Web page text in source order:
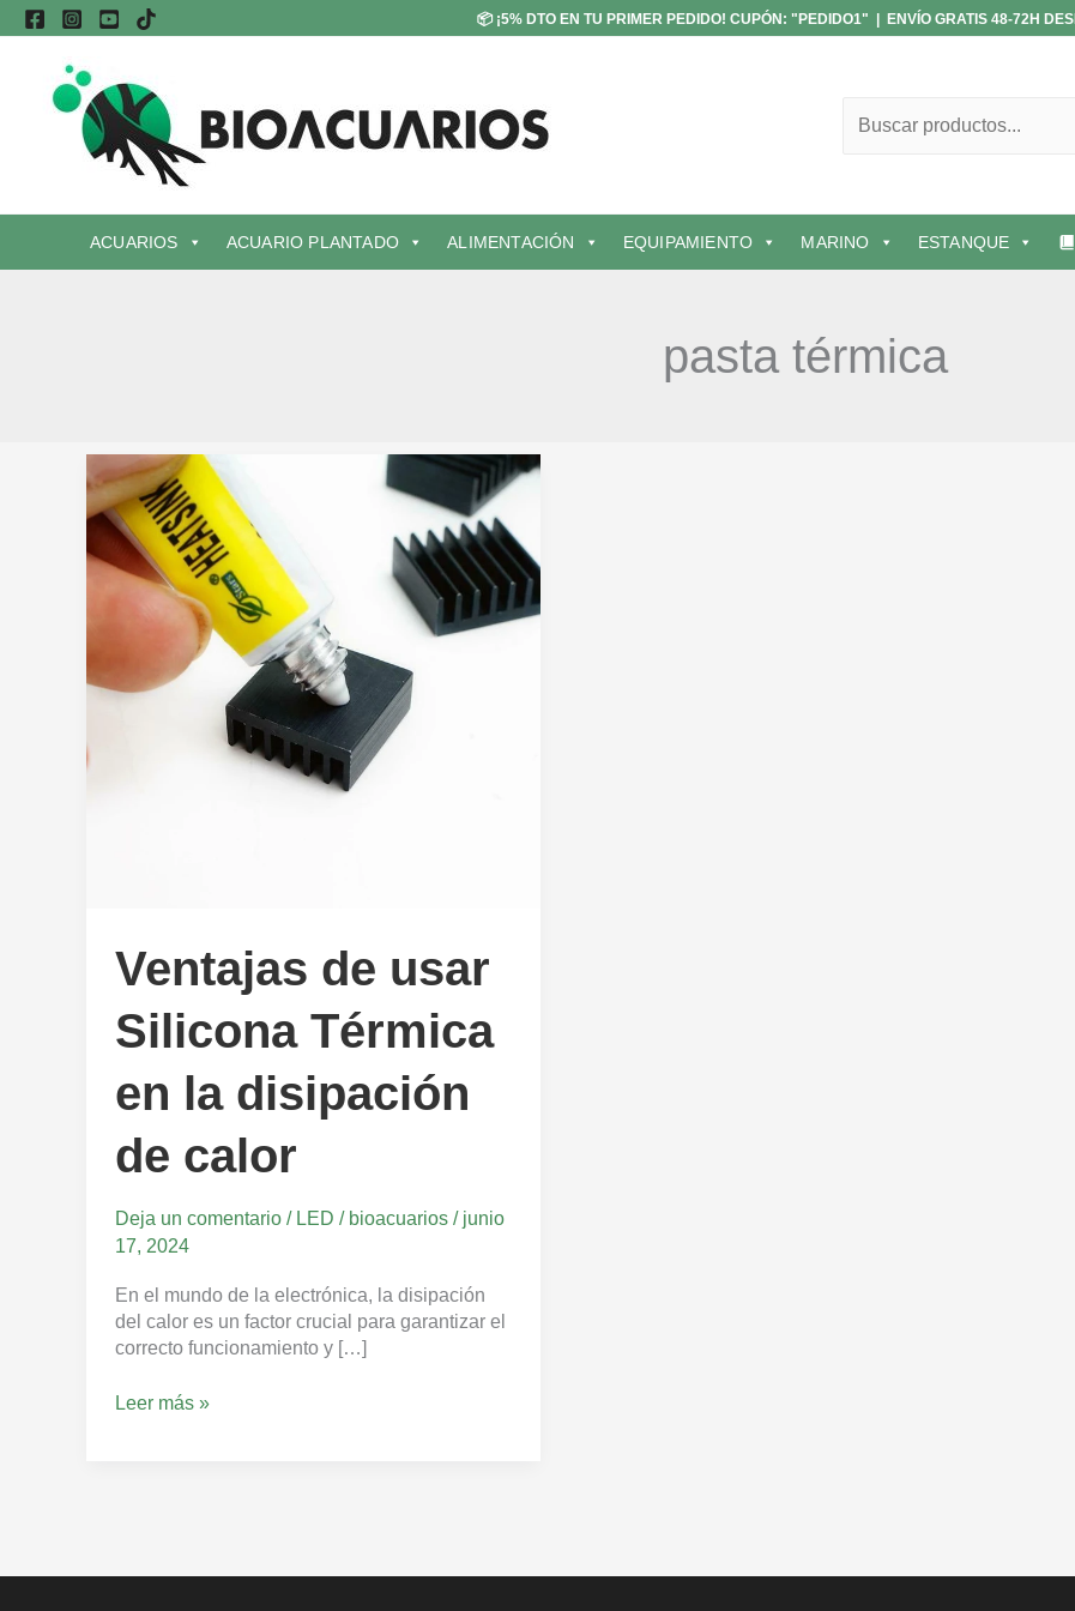
al
contenido
📦¡5% DTO EN TU PRIMER PEDIDO! CUPÓN: "PEDIDO1" | ENVÍO GRATIS 48-72H
ACUARIOS ACUARIO PLANTADO ALIMENTACIÓN EQUIPAMIENTO MARINO ESTANQUE
pasta térmica
Ventajas de usar
Silicona Térmica
en la disipación
de calor
Deja un comentario / LED / bioacuarios / junio
17, 2024
En el mundo de la electrónica, la disipación
del calor es un factor crucial para garantizar el
correcto funcionamiento y […]
Ventajas
de
usar
Silicona
Térmica
en
disipación
Leer más »